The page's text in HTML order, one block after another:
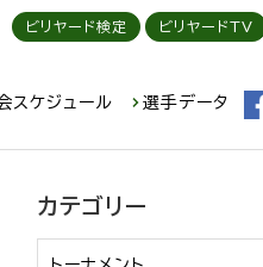
スケジュール 選手データ
ビリヤード検定 ビリヤードTV
カテゴリー